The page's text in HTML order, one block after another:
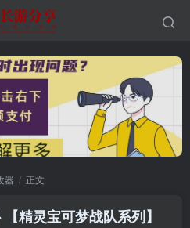
器 正文
精灵宝可梦战队系列】